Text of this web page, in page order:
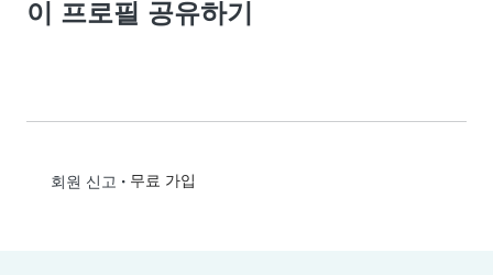
이 프로필 공유하기
회원 신고 • 무료 가입